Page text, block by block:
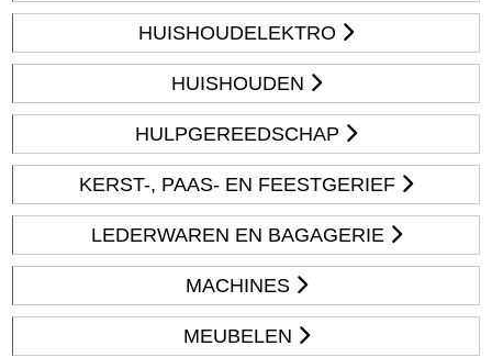
HUISHOUDELEKTRO
HUISHOUDEN
HULPGEREEDSCHAP
KERST-, PAAS- EN FEESTGERIEF
LEDERWAREN EN BAGAGERIE
MACHINES
MEUBELEN